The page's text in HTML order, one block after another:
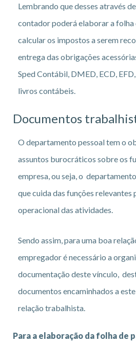
Lembrando que desses através
contador poderá elaborar a folha
calcular os impostos a serem
entrega das obrigações
Sped Contábil, DMED, ECD,
livros contábeis.
Documentos
O departamento pessoal tem o
assuntos burocráticos sobre os
empresa, ou seja, o
que cuida das funções
operacional das atividades.
Sendo assim, para uma boa
empregador é necessário a
documentação deste vínculo,
documentos encaminhados a
relação trabalhista.
Para a elaboração da folha de